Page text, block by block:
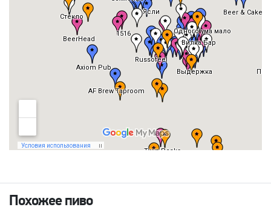
Похожее пиво